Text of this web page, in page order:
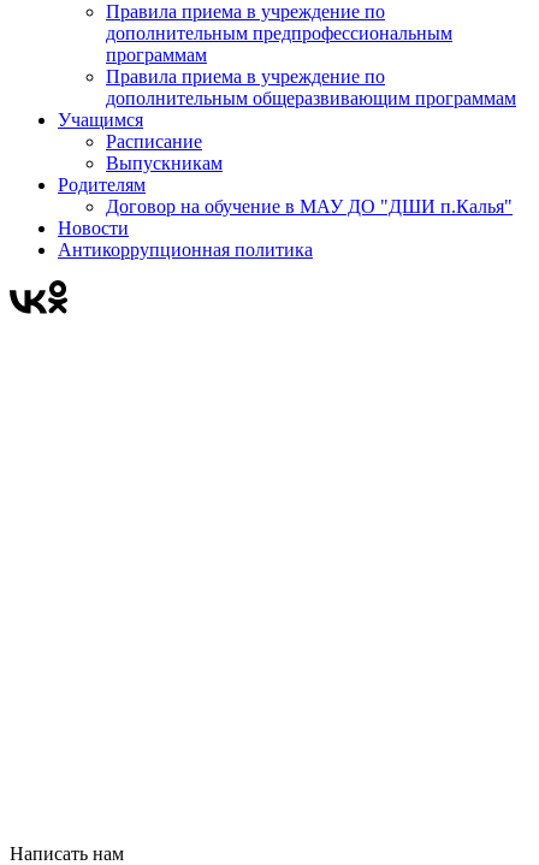
Правила приема в учреждение по
дополнительным предпрофессиональным
программам
Правила приема в учреждение по
дополнительным общеразвивающим программам
Учащимся
Расписание
Выпускникам
Родителям
Договор на обучение в МАУ ДО "ДШИ п.Калья"
Новости
Антикоррупционная политика
Написать нам